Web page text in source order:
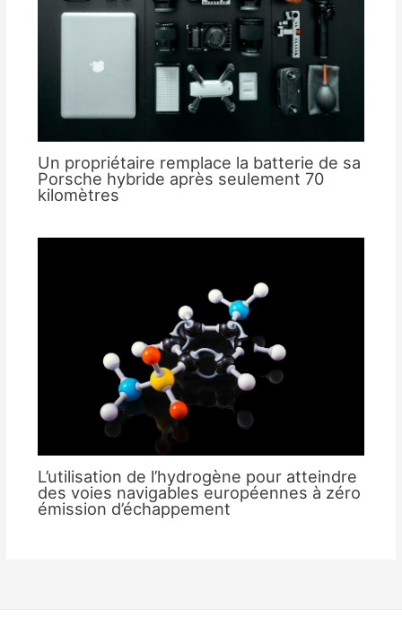
Un propriétaire remplace la batterie de sa
Porsche hybride après seulement 70
kilomètres
L’utilisation de l’hydrogène pour atteindre
des voies navigables européennes à zéro
émission d’échappement